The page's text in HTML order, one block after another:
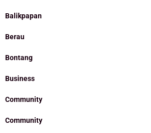
Balikpapan
Berau
Bontang
Business
Community
Community